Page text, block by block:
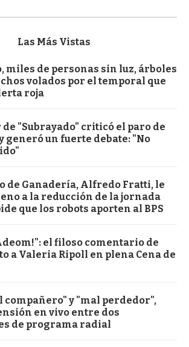
Las Más Vistas
miles de personas sin luz, árboles
volados por el temporal que
roja
de "Subrayado" criticó el paro de
generó un fuerte debate: "No
de Ganadería, Alfredo Fratti, le
a la reducción de la jornada
que los robots aporten al BPS
el filoso comentario de
a Valeria Ripoll en plena Cena de
compañero" y "mal perdedor",
en vivo entre dos
de programa radial